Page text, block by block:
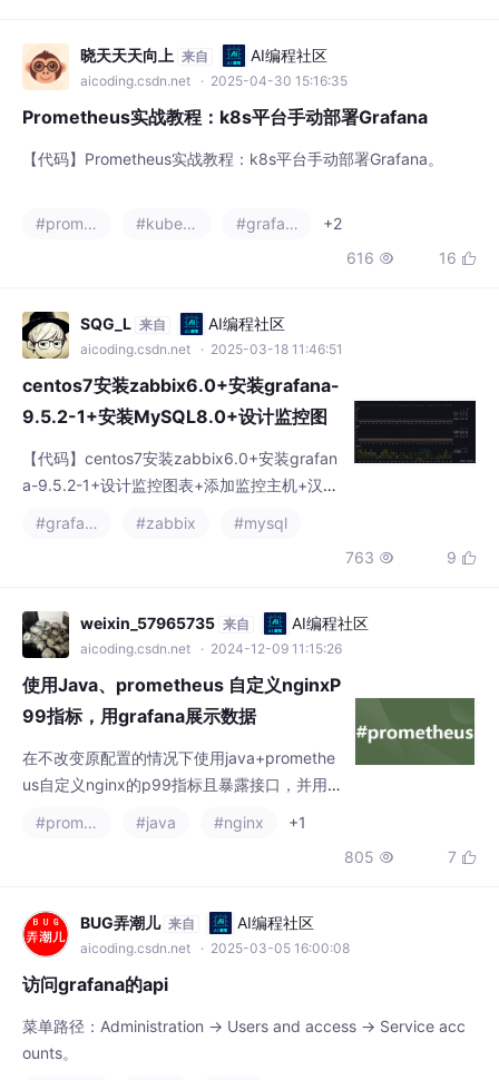
晓天天天向上 来自 AI编程社区
aicoding.csdn.net · 2025-04-30 15:16:35
Prometheus实战教程：k8s平台手动部署Grafana
【代码】Prometheus实战教程：k8s平台手动部署Grafana。
#prometheus #kubernetes #grafana
+2
616  16 
SQG_L 来自 AI编程社区
aicoding.csdn.net · 2025-03-18 11:46:51
centos7安装zabbix6.0+安装grafana-
9.5.2-1+安装MySQL8.0+设计监控图
表+添加监控主机+邮件和钉钉告警+汉
化
【代码】centos7安装zabbix6.0+安装grafan
a-9.5.2-1+设计监控图表+添加监控主机+汉
#grafana #zabbix
#mysql
763  9 
weixin_57965735 来自 AI编程社区
aicoding.csdn.net · 2024-12-09 11:15:26
使用Java、prometheus 自定义nginxP
99指标，用grafana展示数据
在不改变原配置的情况下使用java+promethe
us自定义nginx的p99指标且暴露接口，并用g
定的lua脚本、各种的配置和nginx-plus都会改
的。
#prometheus #java #nginx
+1
805  7 
BUG弄潮儿 来自 AI编程社区
aicoding.csdn.net · 2025-03-05 16:00:08
访问grafana的api
菜单路径：Administration -> Users and access -> Service acc
ounts。